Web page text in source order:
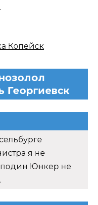
Копейск
Георгиевск
я не
Юнкер не